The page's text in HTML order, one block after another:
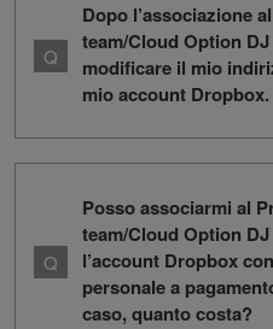
Dopo l’associazione
team/Cloud Option
modificare il mio
mio account
Posso associarmi al
team/Cloud Option
l’account Dropbox
personale a
caso, quanto costa?